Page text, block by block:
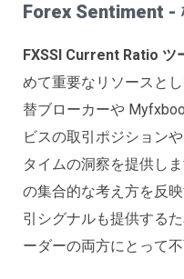
Forex Sentiment -
FXSSI Current Ratio ツ
めて重要なリソースと
替ブローカーや
ビスの取引ポジション
タイムの洞察を提供し
の集合的な考え方を反
引シグナルも提供する
ーダーの両方にとって